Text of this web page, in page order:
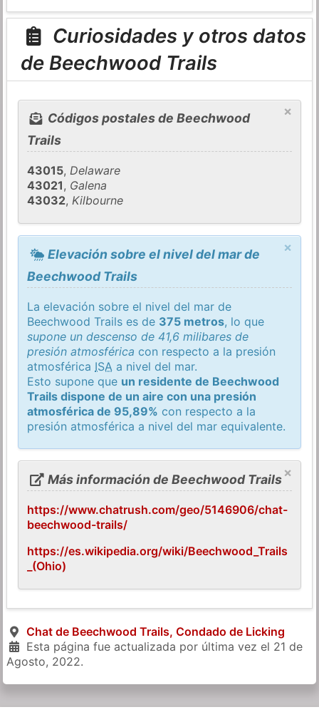
Curiosidades y otros datos
de Beechwood Trails
×
Códigos postales de Beechwood
Trails
43015,Delaware
43021, Galena
43032,Kilbourne
×
Elevación sobre el nivel del mar de
Beechwood Trails
La elevación sobre el nivel del mar de
Beechwood Trails es de 375 metros, lo que
supone un descenso de 41,6 milibares de
presión atmosférica con respecto a la presión
atmosférica ISA a nivel del mar.
Esto supone que un residente de Beechwood
Trails dispone de un aire con una presión
atmosférica de 95,89% con respecto a la
presión atmosférica a nivel del mar equivalente.
×
Más información de Beechwood Trails
https://www.chatrush.com/geo/5146906/chat-
beechwood-trails/
https://es.wikipedia.org/wiki/Beechwood_Trails
_(Ohio)
Chat de Beechwood Trails, Condado de Licking
Esta página fue actualizada por última vez el 21 de
Agosto, 2022.